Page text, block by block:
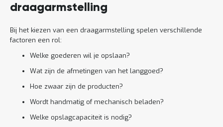
draagarmstelling
Bij het kiezen van een draagarmstelling spelen verschillende
factoren een rol:
Welke goederen wil je opslaan?
Wat zijn de afmetingen van het langgoed?
Hoe zwaar zijn de producten?
Wordt handmatig of mechanisch beladen?
Welke opslagcapaciteit is nodig?